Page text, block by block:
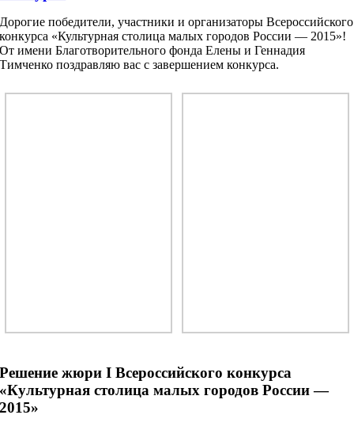
Дорогие победители, участники и организаторы Всероссийского
конкурса «Культурная столица малых городов России — 2015»!
От имени Благотворительного фонда Елены и Геннадия
Тимченко поздравляю вас с завершением конкурса.
Решение жюри I Всероссийского конкурса
«Культурная столица малых городов России —
2015»